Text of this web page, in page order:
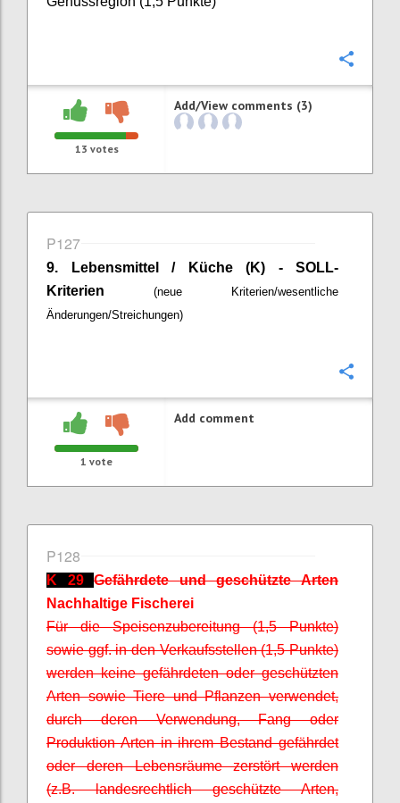
13 votes
Add/View comments (3)
P127
9. Lebensmittel / Küche (K) - SOLL-
Kriterien (neue Kriterien/wesentliche
Änderungen/Streichungen)
1 vote
Add comment
P128
K 29Gefährdete und geschützte Arten
Nachhaltige Fischerei
Für die Speisenzubereitung (1,5 Punkte)
sowie ggf. in den Verkaufsstellen (1,5 Punkte)
werden keine gefährdeten oder geschützten
Arten sowie Tiere und Pflanzen verwendet,
durch deren Verwendung, Fang oder
Produktion Arten in ihrem Bestand gefährdet
oder deren Lebensräume zerstört werden
(z.B. landesrechtlich geschützte Arten,